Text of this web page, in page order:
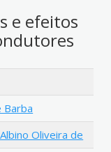
e efeitos
Barba
Oliveira de